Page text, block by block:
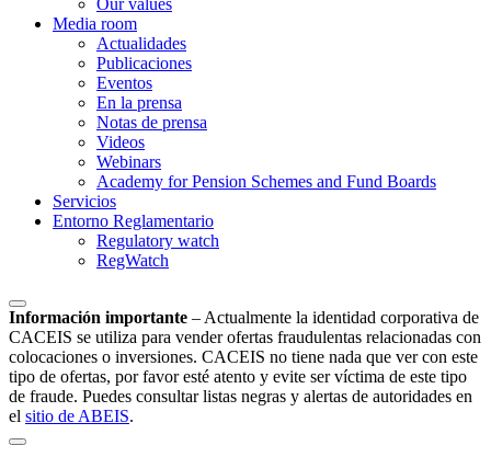
Media room
Actualidades
Publicaciones
Eventos
En la prensa
Notas de prensa
Videos
Webinars
Academy for Pension Schemes and Fund Boards
Servicios
Entorno Reglamentario
Regulatory watch
RegWatch
Información importante – Actualmente la identidad corporativa de
CACEIS se utiliza para vender ofertas fraudulentas relacionadas con
colocaciones o inversiones. CACEIS no tiene nada que ver con este
tipo de ofertas, por favor esté atento y evite ser víctima de este tipo
de fraude. Puedes consultar listas negras y alertas de autoridades en
el sitio de ABEIS.